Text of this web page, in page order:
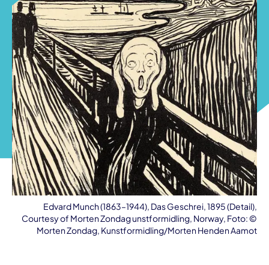
Edvard Munch (1863–1944), Das Geschrei, 1895 (Detail),
Courtesy of Morten Zondag unstformidling, Norway, Foto: ©
Morten Zondag, Kunstformidling/Morten Henden Aamot